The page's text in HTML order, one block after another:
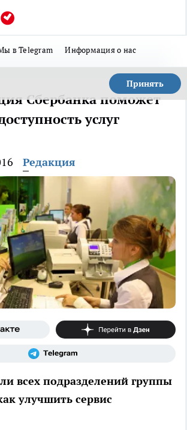
в Telegram Информация о нас
Принять
Сбербанка поможет
услуг
Редакция
всех подразделений группы
улучшить сервис